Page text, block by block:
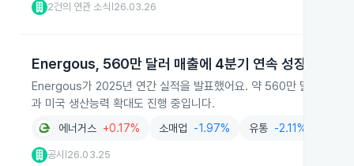
2건의 연관 소식 26.03.26
Energous, 560만 달러 매출에 4분기 연속 성장 달성
Energous가 2025년 연간 실적을 발표했어요. 약 560만 달러 매출
과 미국 생산능력 확대도 진행 중입니다.
에너거스 +0.17% 소매업 -1.97% 유통 -2.11%
공시 26.03.25